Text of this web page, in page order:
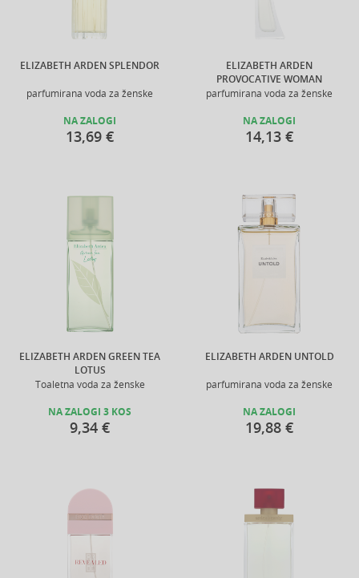
ELIZABETH ARDEN SPLENDOR
parfumirana voda za ženske
NA ZALOGI
13,69 €
ELIZABETH ARDEN
PROVOCATIVE WOMAN
parfumirana voda za ženske
NA ZALOGI
14,13 €
ELIZABETH ARDEN GREEN TEA
LOTUS
Toaletna voda za ženske
NA ZALOGI 3 KOS
9,34 €
ELIZABETH ARDEN UNTOLD
parfumirana voda za ženske
NA ZALOGI
19,88 €